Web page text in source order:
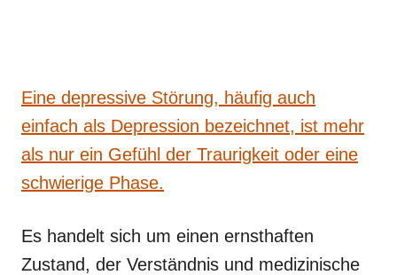
Eine depressive Störung, häufig auch
einfach als Depression bezeichnet, ist mehr
als nur ein Gefühl der Traurigkeit oder eine
schwierige Phase.
Es handelt sich um einen ernsthaften
Zustand, der Verständnis und medizinische